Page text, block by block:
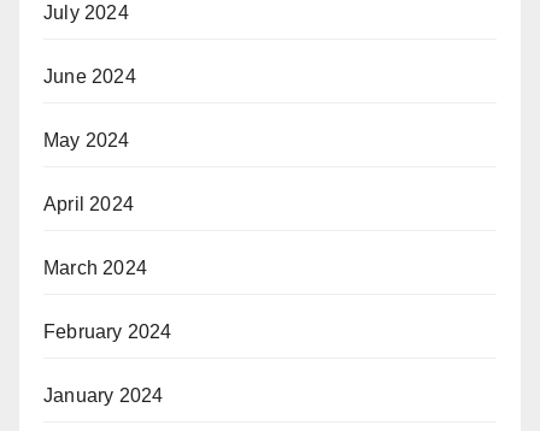
July 2024
June 2024
May 2024
April 2024
March 2024
February 2024
January 2024